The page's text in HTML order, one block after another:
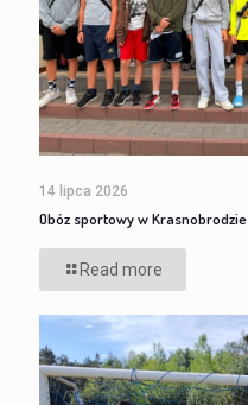
14 lipca 2026
Obóz sportowy w Krasnobrodzie
Read more